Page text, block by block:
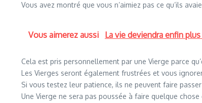
Vous avez montré que vous n’aimiez pas ce qu’ils
Vous aimerez aussi La vie deviendra enfin
Cela est pris personnellement par une Vierge parce
Les Vierges seront également frustrées et vous
Si vous testez leur patience, ils ne peuvent faire
Une Vierge ne sera pas poussée à faire quelque chose